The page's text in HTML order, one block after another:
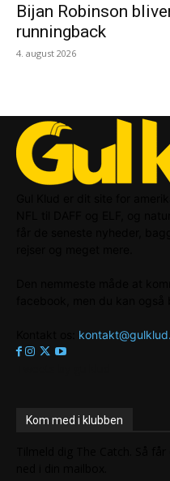
Bijan Robinson
runningback
4. august 2026
Kom med i klubben